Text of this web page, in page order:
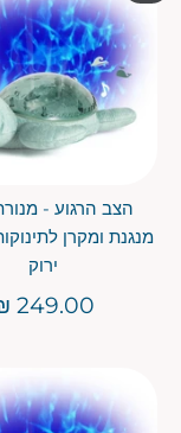
הצב הרגוע -
מנגנת ומקרן
ירוק
249.00 ₪